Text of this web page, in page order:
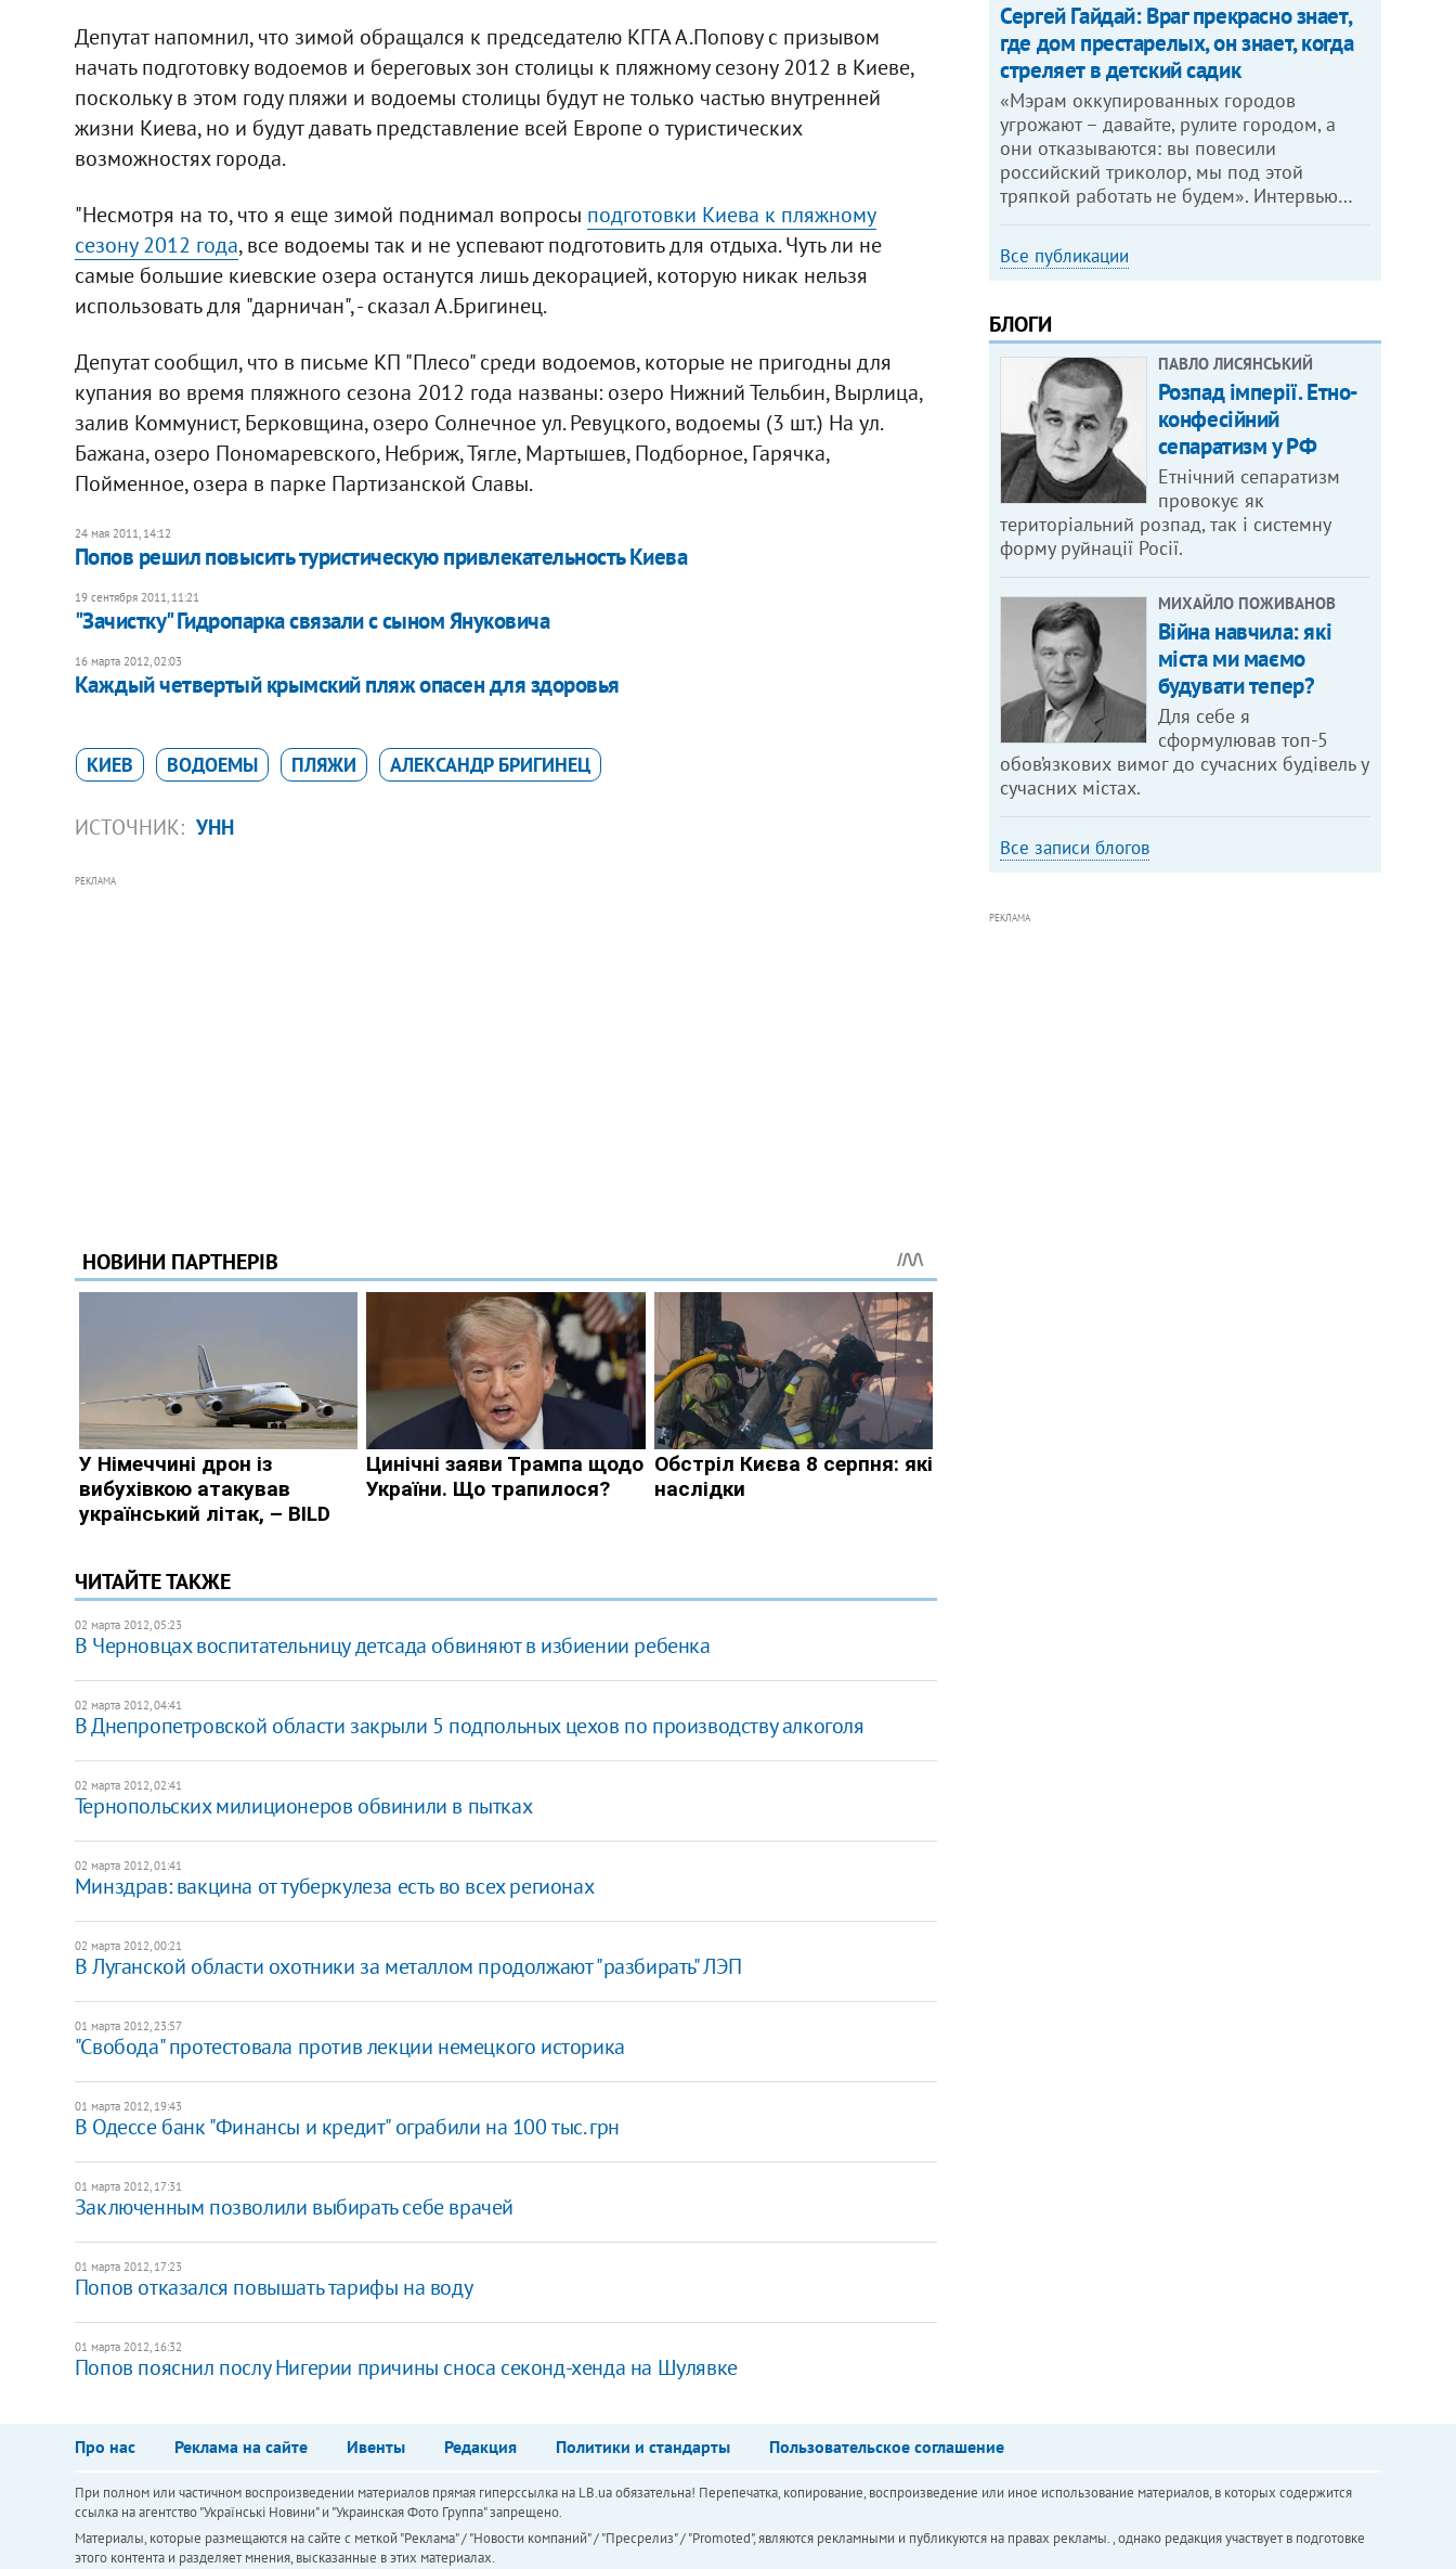
Депутат напомнил, что зимой обращался к председателю КГГА А.Попову с призывом
начать подготовку водоемов и береговых зон столицы к пляжному сезону 2012 в Киеве,
поскольку в этом году пляжи и водоемы столицы будут не только частью внутренней
жизни Киева, но и будут давать представление всей Европе о туристических
возможностях города.
"Несмотря на то, что я еще зимой поднимал вопросы подготовки Киева к пляжному
сезону 2012 года, все водоемы так и не успевают подготовить для отдыха. Чуть ли не
самые большие киевские озера останутся лишь декорацией, которую никак нельзя
использовать для "дарничан", - сказал А.Бригинец.
Депутат сообщил, что в письме КП "Плесо" среди водоемов, которые не пригодны для
купания во время пляжного сезона 2012 года названы: озеро Нижний Тельбин, Вырлица,
залив Коммунист, Берковщина, озеро Солнечное ул. Ревуцкого, водоемы (3 шт.) На ул.
Бажана, озеро Пономаревского, Небриж, Тягле, Мартышев, Подборное, Гарячка,
Пойменное, озера в парке Партизанской Славы.
24 мая 2011, 14:12
Попов решил повысить туристическую привлекательность Киева
19 сентября 2011, 11:21
"Зачистку" Гидропарка связали с сыном Януковича
16 марта 2012, 02:03
​Каждый четвертый крымский пляж опасен для здоровья
КИЕВ ВОДОЕМЫ ПЛЯЖИ АЛЕКСАНДР БРИГИНЕЦ
ИСТОЧНИК: УНН
РЕКЛАМА
ЧИТАЙТЕ ТАКЖЕ
02 марта 2012, 05:23
В Черновцах воспитательницу детсада обвиняют в избиении ребенка
02 марта 2012, 04:41
В Днепропетровской области закрыли 5 подпольных цехов по производству алкоголя
02 марта 2012, 02:41
Тернопольских милиционеров обвинили в пытках
02 марта 2012, 01:41
Минздрав: вакцина от туберкулеза есть во всех регионах
02 марта 2012, 00:21
В Луганской области охотники за металлом продолжают "разбирать" ЛЭП
01 марта 2012, 23:57
"Свобода" протестовала против лекции немецкого историка
01 марта 2012, 19:43
В Одессе банк "Финансы и кредит" ограбили на 100 тыс. грн
01 марта 2012, 17:31
Заключенным позволили выбирать себе врачей
01 марта 2012, 17:23
Попов отказался повышать тарифы на воду
01 марта 2012, 16:32
Попов пояснил послу Нигерии причины сноса секонд-хенда на Шулявке
Сергей Гайдай: Враг прекрасно знает,
где дом престарелых, он знает, когда
стреляет в детский садик
«Мэрам оккупированных городов
угрожают – давайте, рулите городом, а
они отказываются: вы повесили
российский триколор, мы под этой
тряпкой работать не будем». Интервью…
Все публикации
БЛОГИ
ПАВЛО ЛИСЯНСЬКИЙ
Розпад імперії. Етно-
конфесійний
сепаратизм у РФ
Етнічний сепаратизм
провокує як
територіальний розпад, так і системну
форму руйнації Росії.
МИХАЙЛО ПОЖИВАНОВ
Війна навчила: які
міста ми маємо
будувати тепер?
Для себе я
сформулював топ-5
обов’язкових вимог до сучасних будівель у
сучасних містах.
Все записи блогов
РЕКЛАМА
Про нас Реклама на сайте Ивенты Редакция Политики и стандарты Пользовательское соглашение
При полном или частичном воспроизведении материалов прямая гиперссылка на LB.ua обязательна! Перепечатка, копирование, воспроизведение или иное использование материалов, в которых содержится
ссылка на агентство "Українськi Новини" и "Украинская Фото Группа" запрещено.
Материалы, которые размещаются на сайте с меткой "Реклама" / "Новости компаний" / "Пресрелиз" / "Promoted", являются рекламными и публикуются на правах рекламы. , однако редакция участвует в подготовке
этого контента и разделяет мнения, высказанные в этих материалах.